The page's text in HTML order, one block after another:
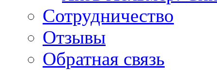
Сотрудничество
Отзывы
Обратная связь